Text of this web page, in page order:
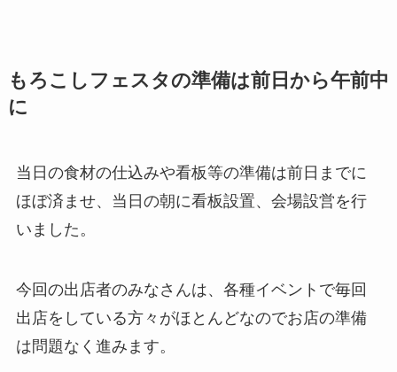
もろこしフェスタの準備は前日から午前中
に
当日の食材の仕込みや看板等の準備は前日までに
ほぼ済ませ、当日の朝に看板設置、会場設営を行
いました。
今回の出店者のみなさんは、各種イベントで毎回
出店をしている方々がほとんどなのでお店の準備
は問題なく進みます。